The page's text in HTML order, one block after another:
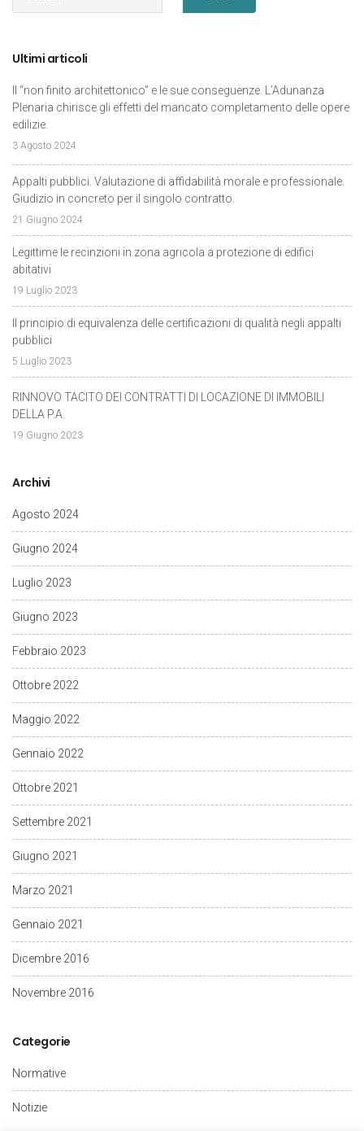
Ultimi articoli
Il “non finito architettonico” e le sue conseguenze. L’Adunanza
Plenaria chirisce gli effetti del mancato completamento delle opere
edilizie.
3 Agosto 2024
Appalti pubblici. Valutazione di affidabilità morale e professionale.
Giudizio in concreto per il singolo contratto.
21 Giugno 2024
Legittime le recinzioni in zona agricola a protezione di edifici
abitativi
19 Luglio 2023
Il principio di equivalenza delle certificazioni di qualità negli appalti
pubblici
5 Luglio 2023
RINNOVO TACITO DEI CONTRATTI DI LOCAZIONE DI IMMOBILI
DELLA P.A.
19 Giugno 2023
Archivi
Agosto 2024
Giugno 2024
Luglio 2023
Giugno 2023
Febbraio 2023
Ottobre 2022
Maggio 2022
Gennaio 2022
Ottobre 2021
Settembre 2021
Giugno 2021
Marzo 2021
Gennaio 2021
Dicembre 2016
Novembre 2016
Categorie
Normative
Notizie